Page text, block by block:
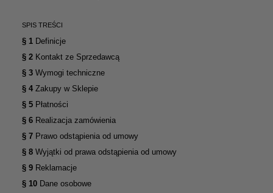
SPIS TREŚCI
§ 1Definicje
§ 2Kontakt ze Sprzedawcą
§ 3Wymogi techniczne
§ 4Zakupy w Sklepie
§ 5Płatności
§ 6Realizacja zamówienia
§ 7Prawo odstąpienia od umowy
§ 8Wyjątki od prawa odstąpienia od umowy
§ 9Reklamacje
§ 10Dane osobowe